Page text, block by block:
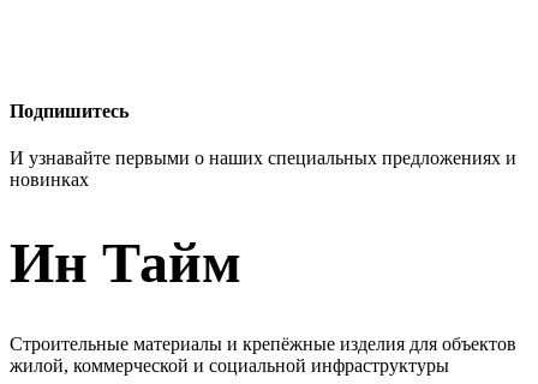
Подпишитесь
И узнавайте первыми о наших специальных предложениях и
новинках
Ин Тайм
Строительные материалы и крепёжные изделия для объектов
жилой, коммерческой и социальной инфраструктуры